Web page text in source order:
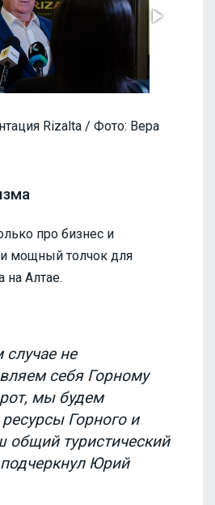
Rizalta / Фото: Вера
про бизнес и
мощный толчок для
на Алтае.
не
себя Горному
мы будем
Горного и
туристический
Юрий